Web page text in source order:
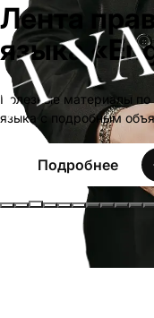
Лента
языка
Полезные материалы по
языка с подробным
Подробнее